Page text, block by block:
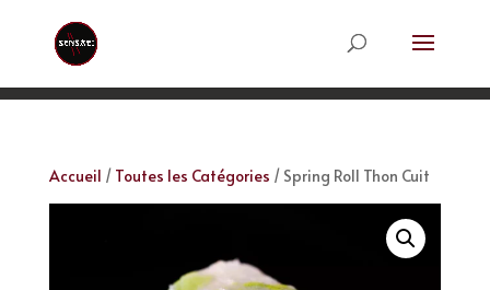
Accueil / Toutes les Catégories / Spring Roll Thon Cuit